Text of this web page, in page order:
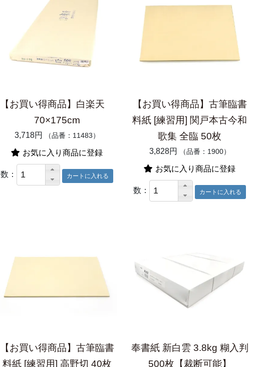
【お買い得商品】白楽天
70×175cm
3,718円 （品番：11483）
お気に入り商品に登録
数：
【お買い得商品】古筆臨書
料紙 [練習用] 関戸本古今和
歌集 全臨 50枚
3,828円 （品番：1900）
お気に入り商品に登録
数：
【お買い得商品】古筆臨書
料紙 [練習用] 高野切 40枚
奉書紙 新白雲 3.8kg 糊入判
500枚【裁断可能】